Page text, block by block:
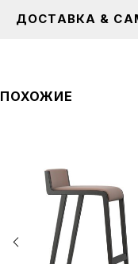
ДОСТАВКА &
ПОХОЖИЕ